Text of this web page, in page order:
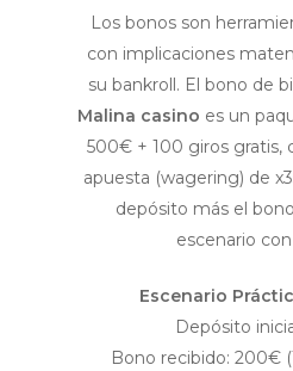
Los bonos son
con implicaciones
su bankroll. El bono de
Malina casino es un
500€ + 100 giros gratis,
apuesta (wagering) de
depósito más el
escenario
Escenario
Depósito
Bono recibido: 200€